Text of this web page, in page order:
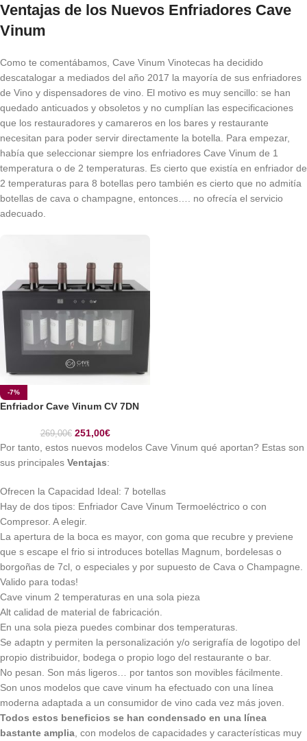
Ventajas de los Nuevos Enfriadores Cave
Vinum
Como te comentábamos, Cave Vinum Vinotecas ha decidido
descatalogar a mediados del año 2017 la mayoría de sus enfriadores
de Vino y dispensadores de vino. El motivo es muy sencillo: se han
quedado anticuados y obsoletos y no cumplían las especificaciones
que los restauradores y camareros en los bares y restaurante
necesitan para poder servir directamente la botella. Para empezar,
había que seleccionar siempre los enfriadores Cave Vinum de 1
temperatura o de 2 temperaturas. Es cierto que existía en enfriador de
2 temperaturas para 8 botellas pero también es cierto que no admitía
botellas de cava o champagne, entonces…. no ofrecía el servicio
adecuado.
-7%
Enfriador Cave Vinum CV 7DN
269,00€ 251,00€
Por tanto, estos nuevos modelos Cave Vinum qué aportan? Estas son
sus principales Ventajas:
Ofrecen la Capacidad Ideal: 7 botellas
Hay de dos tipos: Enfriador Cave Vinum Termoeléctrico o con
Compresor. A elegir.
La apertura de la boca es mayor, con goma que recubre y previene
que s escape el frio si introduces botellas Magnum, bordelesas o
borgoñas de 7cl, o especiales y por supuesto de Cava o Champagne.
Valido para todas!
Cave vinum 2 temperaturas en una sola pieza
Alt calidad de material de fabricación.
En una sola pieza puedes combinar dos temperaturas.
Se adaptn y permiten la personalización y/o serigrafía de logotipo del
propio distribuidor, bodega o propio logo del restaurante o bar.
No pesan. Son más ligeros… por tantos son movibles fácilmente.
Son unos modelos que cave vinum ha efectuado con una línea
moderna adaptada a un consumidor de vino cada vez más joven.
Todos estos beneficios se han condensado en una línea
bastante amplia , con modelos de capacidades y características muy